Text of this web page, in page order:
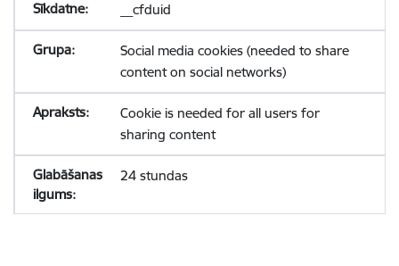
__cfduid
Social media cookies (needed to share
content on social networks)
Cookie is needed for all users for
sharing content
24 stundas